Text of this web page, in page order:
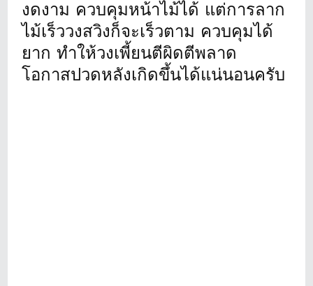
งดงาม ควบคุมหน้าไม้ได้ แต่การลาก
ไม้เร็ววงสวิงก็จะเร็วตาม ควบคุมได้
ยาก ทำให้วงเพี้ยนตีผิดตีพลาด
โอกาสปวดหลังเกิดขึ้นได้แน่นอนครับ